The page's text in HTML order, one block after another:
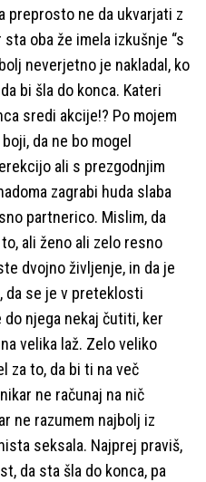
preprosto ne da ukvarjati z
oba že imela izkušnje “s
neverjetno je nakladal, ko
bi šla do konca. Kateri
sredi akcije!? Po mojem
da ne bo mogel
ali s prezgodnjim
zagrabi huda slaba
partnerico. Mislim, da
ali ženo ali zelo resno
dvojno življenje, in da je
da se je v preteklosti
njega nekaj čutiti, ker
velika laž. Zelo veliko
za to, da bi ti na več
ne računaj na nič
ne razumem najbolj iz
seksala. Najprej praviš,
da sta šla do konca, pa